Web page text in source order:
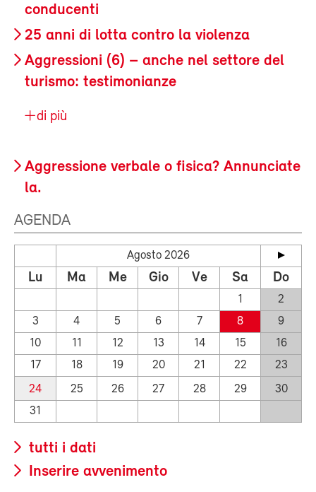
conducenti
25 anni di lotta contro la violenza
Aggressioni (6) – anche nel settore del
turismo: testimonianze
di più
Aggressione verbale o fisica? Annunciate
la.
AGENDA
Agosto 2026
Lu Ma Me Gio Ve Sa Do
1
2
3
4 5 6 7 8
9
10
11 12 13 14 15
16
17
18 19 20 21 22
23
24
25 26 27 28 29
30
31
tutti i dati
Inserire avvenimento